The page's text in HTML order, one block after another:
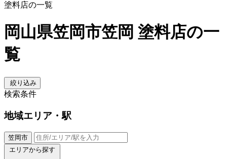
塗料店の一覧
岡山県笠岡市笠岡 塗料店の一
覧
絞り込み
検索条件
地域エリア・駅
笠岡市
エリアから探す